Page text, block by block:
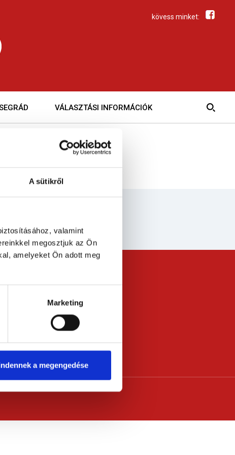
A sütikről
valamint
megosztjuk az Ön
amelyeket Ön adott meg
Marketing
a megengedése
kövess minket:
VÁLASZTÁSI INFORMÁCIÓK